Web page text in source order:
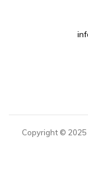
Copyright © 2025